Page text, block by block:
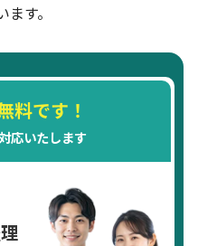
す。
料です！
応いたします